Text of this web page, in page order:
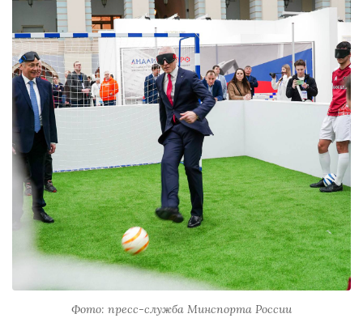
Фото: пресс-служба Минспорта России